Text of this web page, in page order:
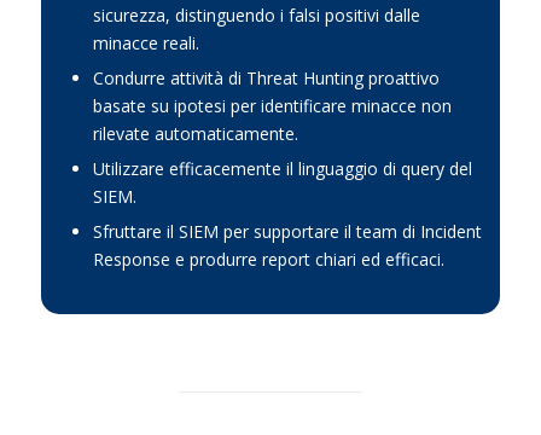
sicurezza, distinguendo i falsi positivi dalle
minacce reali.
Condurre attività di Threat Hunting proattivo
basate su ipotesi per identificare minacce non
rilevate automaticamente.
Utilizzare efficacemente il linguaggio di query del
SIEM.
Sfruttare il SIEM per supportare il team di Incident
Response e produrre report chiari ed efficaci.